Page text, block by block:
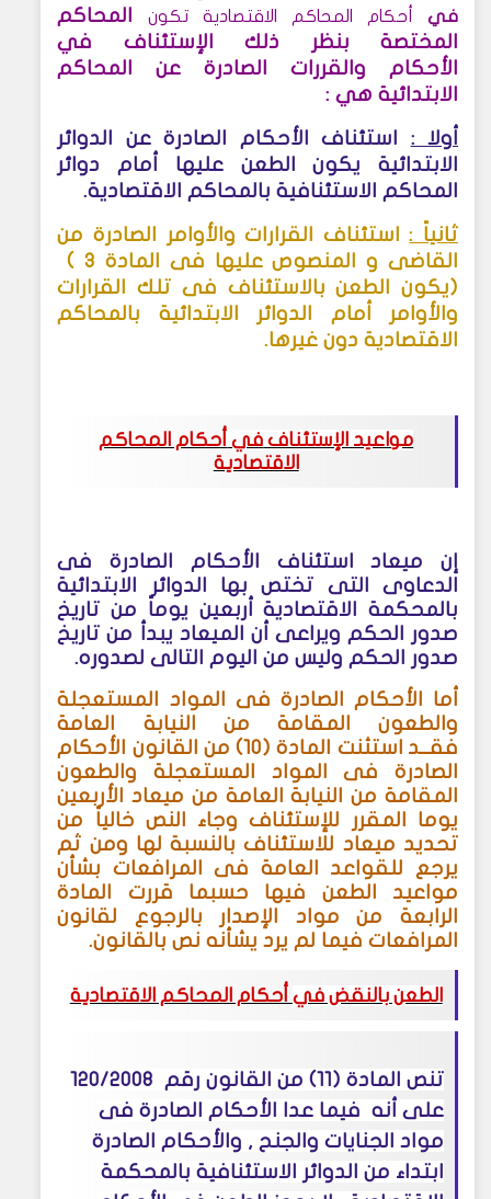
في
أحكام المحاكم الاقتصادية تكون المحاكم
المختصة بنظر ذلك الإستئناف في
الأحكام
والقررات الصادرة عن المحاكم
الابتدائية هي :
أولا : استئناف الأحكام الصادرة عن الدوائر
الابتدائية
يكون الطعن عليها أمام دوائر
المحاكم الاستئنافية بالمحاكم الاقتصادية.
ثانياً :استئناف القرارات والأوامر الصادرة من
القاضى و المنصوص عليها فى المادة ( 3
)يكون الطعن بالاستئناف فى تلك القرارات
والأوامر أمام الدوائر الابتدائية بالمحاكم
الاقتصادية دون غيرها.
مواعيد الإستئناف في أحكام المحاكم
الاقتصادية
إن ميعاد استئناف الأحكام الصادرة فى
الدعاوى التى تختص بها الدوائر الابتدائية
بالمحكمة الاقتصادية أربعين يوماً من تاريخ
صدور الحكم ويراعى أن الميعاد يبدأ من تاريخ
صدور الحكم وليس من اليوم التالى لصدوره.
أما الأحكام الصادرة فى المواد المستعجلة
والطعون المقامة من النيابة العامة
فقــد
استثنت المادة (10) من القانون الأحكام
الصادرة فى المواد المستعجلة والطعون
المقامة من النيابة العامة من ميعاد الأربعين
يوما المقرر للإستئناف وجاء النص خالياً من
تحديد ميعاد للاستئناف بالنسبة لها ومن ثم
يرجع للقواعد العامة فى المرافعات بشأن
مواعيد الطعن فيها حسبما قررت المادة
الرابعة من مواد الإصدار بالرجوع لقانون
المرافعات فيما لم يرد يشأنه نص بالقانون.
الطعن بالنقض في أحكام المحاكم الاقتصادية
تنص المادة (11) من القانون رقم
120/2008
على أنه فيما عدا الأحكام الصادرة فى
مواد الجنايات والجنح , والأحكام الصادرة
ابتداء من الدوائر الاستئنافية بالمحكمة